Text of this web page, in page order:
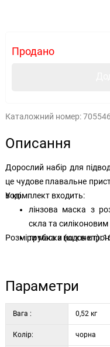
Продано
Каталожний номер:705546
Описання
Дорослий набір для
це чудове плавальне
воді.
У комплект входить:
лінзова маска з
скла та
трубка з
Розміри маски (ш х в х г):
Параметри
Вага : 0,52 кг
Колір: чорна